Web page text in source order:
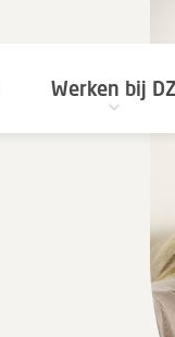
Werken bij DZ